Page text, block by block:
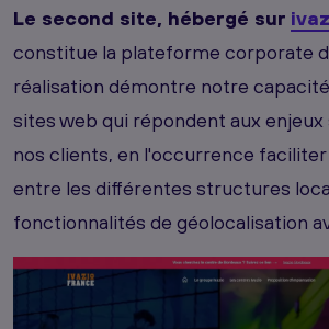
Le second site, hébergé sur
constitue la plateforme corporate
réalisation démontre notre
sites web qui répondent aux
nos clients, en l'occurrence faciliter
entre les différentes structures
fonctionnalités de géolocalisation